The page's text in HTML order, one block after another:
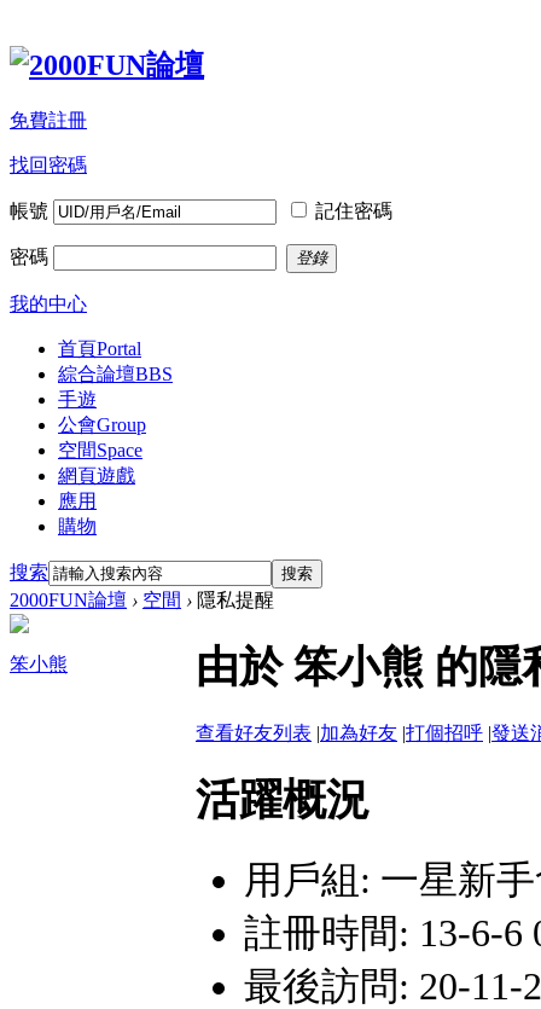
免費註冊
找回密碼
帳號 記住密碼
密碼 登錄
我的中心
首頁Portal
綜合論壇BBS
手遊
公會Group
空間Space
網頁遊戲
應用
購物
搜索 搜索
2000FUN論壇 › 空間 › 隱私提醒
笨小熊 由於 笨小熊 的
查看好友列表 |加為好友 |打個招呼 |發送
活躍概況
用戶組: 一星新
註冊時間: 13-6-6
最後訪問: 20-11-